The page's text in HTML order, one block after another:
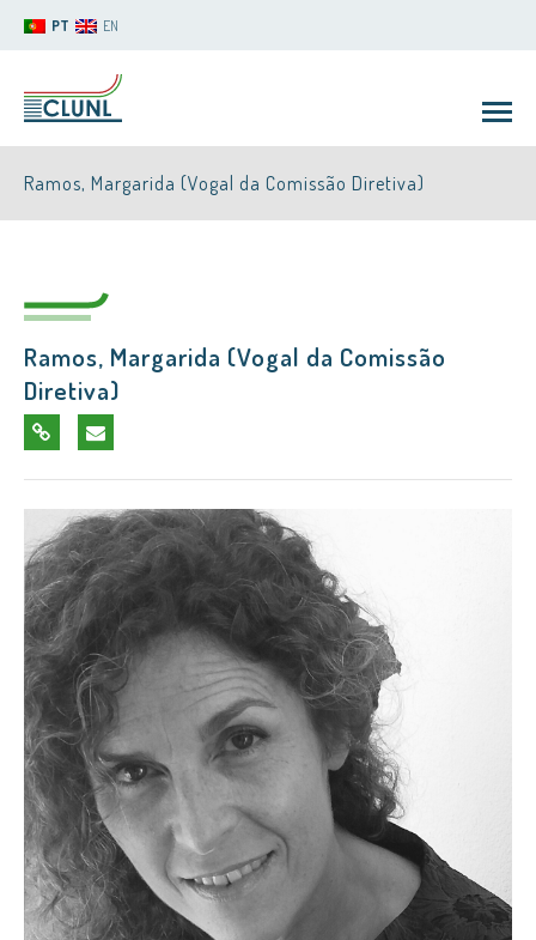
PT EN
CLUNL
Ramos, Margarida (Vogal da Comissão Diretiva)
Ramos, Margarida (Vogal da Comissão
Diretiva)